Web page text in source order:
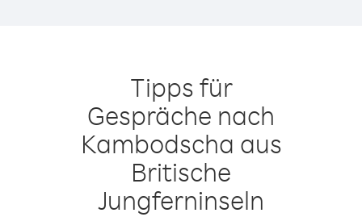
Tipps für
Gespräche nach
Kambodscha aus
Britische
Jungferninseln